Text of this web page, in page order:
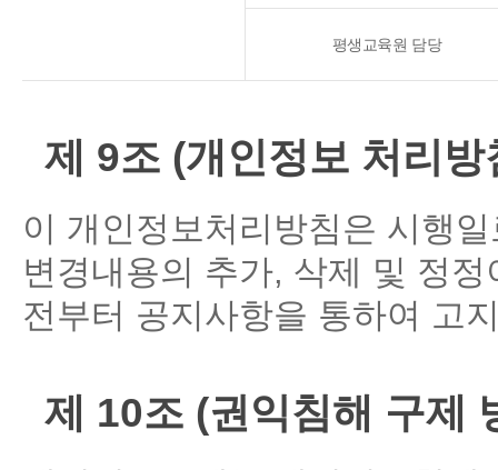
평생교육원 담당
제 9조 (개인정보 처리방
이 개인정보처리방침은 시행
변경내용의 추가, 삭제 및 정
전부터 공지사항을 통하여 고
제 10조 (권익침해 구제